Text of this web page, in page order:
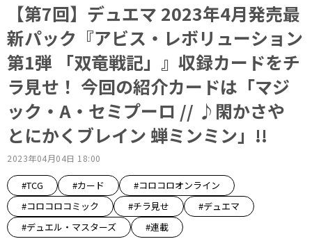
【第7回】デュエマ 2023年4月発売最
新パック『アビス・レボリューション
第1弾 「双竜戦記」』収録カードをチ
ラ見せ！ 今回の紹介カードは「マジ
ック・A・セミプーロ // ♪閑かさや
とにかくブレイン 蝉ミンミン」!!
2023年04月04日 18:00
#TCG #カード
#コロコロオンライン
#コロコロコミック
#チラ見せ
#デュエマ
#デュエル・マスターズ
#連載